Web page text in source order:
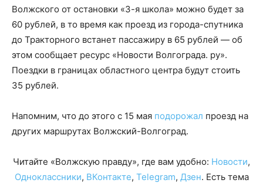
Волжского от остановки «3-я школа» можно будет за
60 рублей, в то время как проезд из города-спутника
до Тракторного встанет пассажиру в 65 рублей — об
этом сообщает ресурс «Новости Волгограда. ру».
Поездки в границах областного центра будут стоить
35 рублей.
Напомним, что до этого с 15 мая подорожал проезд на
других маршрутах Волжский-Волгоград.
Читайте «Волжскую правду», где вам удобно: Новости,
Одноклассники, ВКонтакте, Telegram, Дзен. Есть тема